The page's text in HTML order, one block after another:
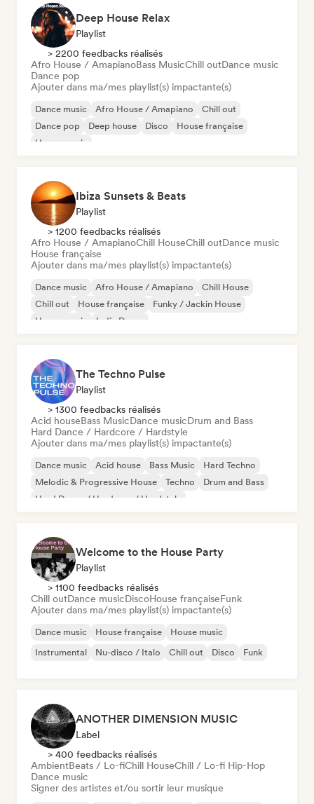
Deep House Relax
Playlist
> 2200 feedbacks réalisés
Afro House / AmapianoBass MusicChill outDance music
Dance pop
Ajouter dans ma/mes playlist(s) impactante(s)
Dance music Afro House / Amapiano
Chill out
Dance pop
Deep house Disco
House française
House music
Ibiza Sunsets & Beats
Playlist
> 1200 feedbacks réalisés
Afro House / AmapianoChill HouseChill outDance music
House française
Ajouter dans ma/mes playlist(s) impactante(s)
Dance music Afro House / Amapiano
Chill House
Chill out
House française
Funky / Jackin House
House music
Indie Dance
The Techno Pulse
Playlist
> 1300 feedbacks réalisés
Acid houseBass MusicDance musicDrum and Bass
Hard Dance / Hardcore / Hardstyle
Ajouter dans ma/mes playlist(s) impactante(s)
Dance music Acid house Bass Music
Hard Techno
Melodic & Progressive House
Techno
Drum and Bass
Hard Dance / Hardcore / Hardstyle
Welcome to the House Party
Playlist
> 1100 feedbacks réalisés
Chill outDance musicDiscoHouse françaiseFunk
Ajouter dans ma/mes playlist(s) impactante(s)
Dance music House française
House music
Instrumental
Nu-disco / Italo Chill out Disco Funk
ANOTHER DIMENSION MUSIC
Label
> 400 feedbacks réalisés
AmbientBeats / Lo-fiChill HouseChill / Lo-fi Hip-Hop
Dance music
Signer des artistes et/ou sortir leur musique